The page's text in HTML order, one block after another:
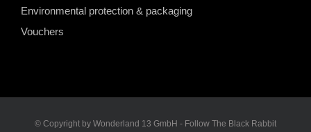
Environmental protection & packaging
Vouchers
© Copyright by Wonderland 13 GmbH - Follow The Black Rabbit